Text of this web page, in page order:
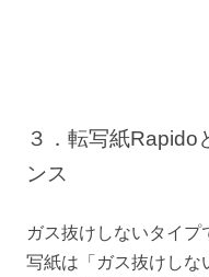
３．転写紙Rapido
ンス
ガス抜けしないタイ
写紙は「ガス抜けしな